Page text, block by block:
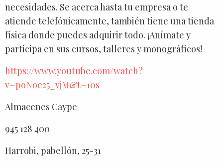
necesidades. Se acerca hasta tu empresa o te
atiende telefónicamente, también tiene una tienda
física donde puedes adquirir todo. ¡Anímate y
participa en sus cursos, talleres y monográficos!
https://www.youtube.com/watch?
v=poNoe25_vjM&t=10s
Almacenes Caype
945 128 400
Harrobi, pabellón, 25-31